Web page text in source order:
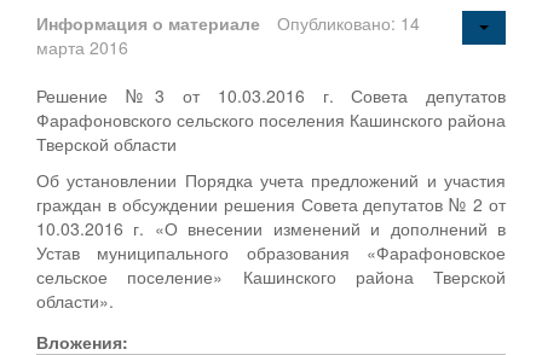
Информация о материале
Опубликовано: 14
марта 2016
Решение №3 от 10.03.2016 г. Совета депутатов
Фарафоновского сельского поселения Кашинского района
Тверской области
Об установлении Порядка учета предложений и участия
граждан в обсуждении решения Совета депутатов № 2 от
10.03.2016 г. «О внесении изменений и дополнений в
Устав муниципального образования «Фарафоновское
сельское поселение» Кашинского района Тверской
области».
Вложения: